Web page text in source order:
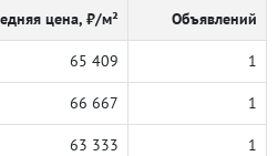
цена, ₽/м² Объявлений
65 409 1
66 667 1
63 333 1